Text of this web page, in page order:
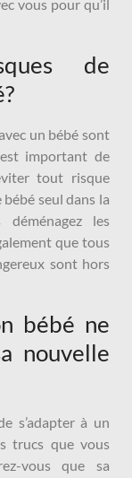
vous pour qu’il
de
un bébé sont
important de
tout risque
seul dans la
les
que tous
sont hors
bébé ne
nouvelle
s’adapter à un
trucs que vous
vous que sa